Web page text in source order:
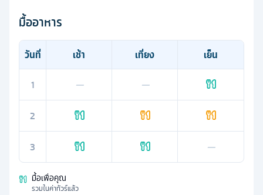
มื้ออาหาร
วันที่ เช้า เที่ยง
เย็น
1
— —
2
3 —
มื้อเพื่อคุณ
รวมในค่าทัวร์แล้ว